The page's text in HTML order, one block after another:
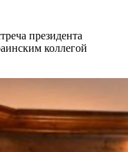
президента
коллегой